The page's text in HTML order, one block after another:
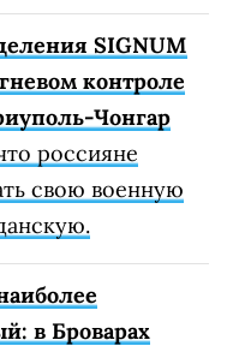
SIGNUM
контроле
Чонгар
россияне
свою военную
в Броварах